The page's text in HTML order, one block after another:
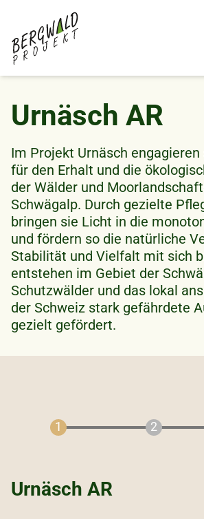
Inhalt
Urnäsch AR
Im Projekt Urnäsch
für den Erhalt und die
der Wälder und
Schwägalp. Durch gezielte
bringen sie Licht in die
und fördern so die natürliche
Stabilität und Vielfalt mit sich
entstehen im Gebiet der
Schutzwälder und das lokal
der Schweiz stark gefährdete
gezielt gefördert.
Urnäsch AR